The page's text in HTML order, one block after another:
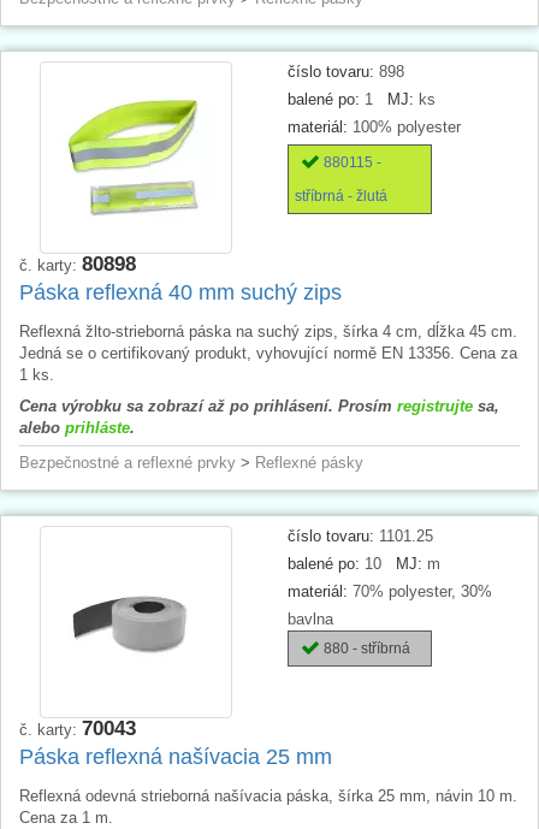
číslo tovaru: 898
balené po: 1 MJ: ks
materiál: 100% polyester
880115 -
stříbrná - žlutá
č. karty: 80898
Páska reflexná 40 mm suchý zips
Reflexná žlto-strieborná páska na suchý zips, šírka 4 cm, dĺžka 45 cm.
Jedná se o certifikovaný produkt, vyhovující normě EN 13356. Cena za
1 ks.
Cena výrobku sa zobrazí až po prihlásení. Prosím registrujte sa,
alebo prihláste.
Bezpečnostné a reflexné prvky > Reflexné pásky
číslo tovaru: 1101.25
balené po: 10 MJ: m
materiál: 70% polyester, 30%
bavlna
880 - stříbrná
č. karty: 70043
Páska reflexná našívacia 25 mm
Reflexná odevná strieborná našívacia páska, šírka 25 mm, návin 10 m.
Cena za 1 m.